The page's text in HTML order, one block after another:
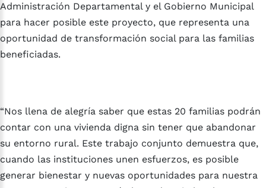
Administración Departamental y el Gobierno Municipal
para hacer posible este proyecto, que representa una
oportunidad de transformación social para las familias
beneficiadas.
“Nos llena de alegría saber que estas 20 familias podrán
contar con una vivienda digna sin tener que abandonar
su entorno rural. Este trabajo conjunto demuestra que,
cuando las instituciones unen esfuerzos, es posible
generar bienestar y nuevas oportunidades para nuestra